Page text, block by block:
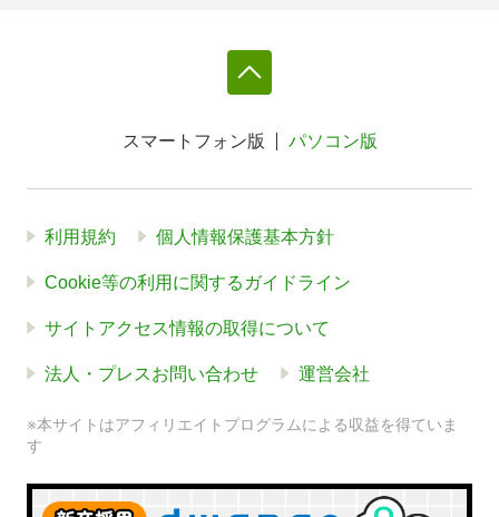
スマートフォン版 パソコン版
利用規約 個人情報保護基本方針
Cookie等の利用に関するガイドライン
サイトアクセス情報の取得について
法人・プレスお問い合わせ 運営会社
※本サイトはアフィリエイトプログラムによる収益を得ていま
す